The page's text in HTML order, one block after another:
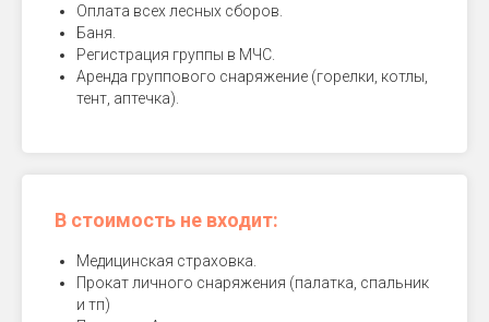
Оплата всех лесных сборов.
Баня.
Регистрация группы в МЧС.
Аренда группового снаряжение (горелки, котлы,
тент, аптечка).
В стоимость не входит:
Медицинская страховка.
Прокат личного снаряжения (палатка, спальник
и тп)